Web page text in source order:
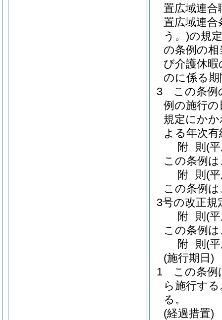
置広域連合
置広域連合
う。)の規
の条例の
び介護休
のに係る
3
この条例
例の施行
規定にか
よる年次
附 則 (
この条例
附 則 (
この条例
3号の改正規
附 則 (
この条例
附 則 (
(施行期日)
1
この条例
ら施行する
る。
(経過措置)